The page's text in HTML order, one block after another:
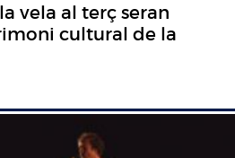
vela al terç seran
cultural de la